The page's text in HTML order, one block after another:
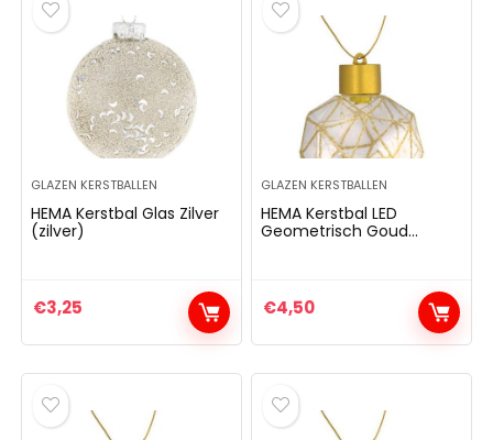
GLAZEN KERSTBALLEN
HEMA Kerstbal Glas Zilver
(zilver)
€3,25
GLAZEN KERSTBALLEN
HEMA Kerstbal LED
Geometrisch Goud
€4,50